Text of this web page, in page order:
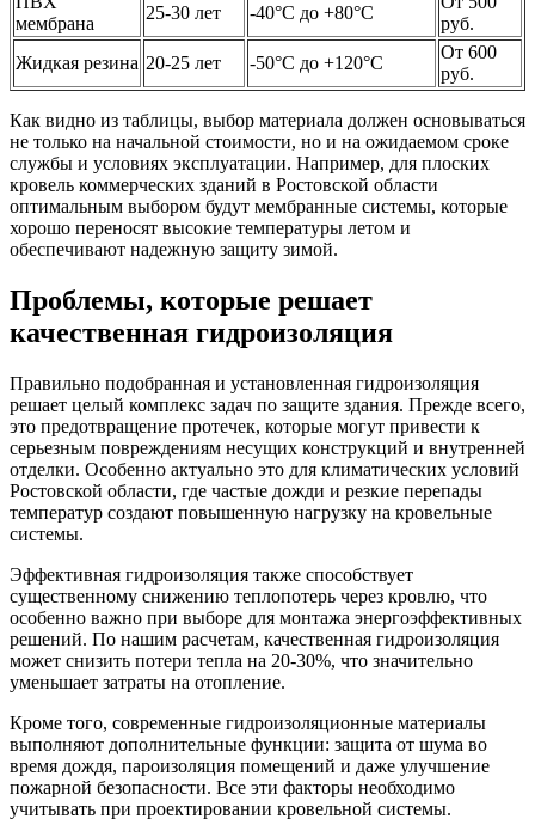
мембрана
25-30 лет -40°C до +80°C
руб.
Жидкая резина 20-25 лет -50°C до +120°C
От 600
руб.
Как видно из таблицы, выбор материала должен основываться
не только на начальной стоимости, но и на ожидаемом сроке
службы и условиях эксплуатации. Например, для плоских
кровель коммерческих зданий в Ростовской области
оптимальным выбором будут мембранные системы, которые
хорошо переносят высокие температуры летом и
обеспечивают надежную защиту зимой.
Проблемы, которые решает
качественная гидроизоляция
Правильно подобранная и установленная гидроизоляция
решает целый комплекс задач по защите здания. Прежде всего,
это предотвращение протечек, которые могут привести к
серьезным повреждениям несущих конструкций и внутренней
отделки. Особенно актуально это для климатических условий
Ростовской области, где частые дожди и резкие перепады
температур создают повышенную нагрузку на кровельные
системы.
Эффективная гидроизоляция также способствует
существенному снижению теплопотерь через кровлю, что
особенно важно при выборе для монтажа энергоэффективных
решений. По нашим расчетам, качественная гидроизоляция
может снизить потери тепла на 20-30%, что значительно
уменьшает затраты на отопление.
Кроме того, современные гидроизоляционные материалы
выполняют дополнительные функции: защита от шума во
время дождя, пароизоляция помещений и даже улучшение
пожарной безопасности. Все эти факторы необходимо
учитывать при проектировании кровельной системы.